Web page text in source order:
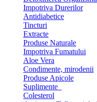
Impotriva Durerilor
Antidiabetice
Tincturi
Extracte
Produse Naturale
Impotriva Fumatului
Aloe Vera
Condimente, mirodenii
Produse Apicole
Suplimente
Colesterol